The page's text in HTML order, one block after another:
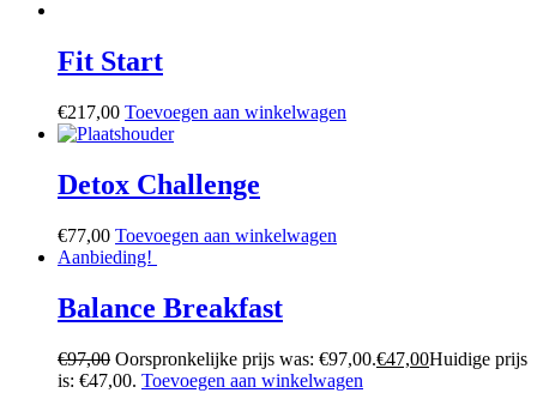
Fit Start
€217,00 Toevoegen aan winkelwagen
Detox Challenge
€77,00 Toevoegen aan winkelwagen
Aanbieding!
Balance Breakfast
€97,00 Oorspronkelijke prijs was: €97,00.€47,00Huidige prijs
is: €47,00. Toevoegen aan winkelwagen